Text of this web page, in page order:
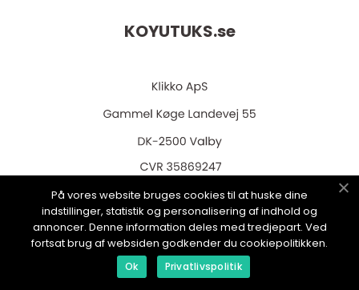
KOYUTUKS.se
web:www.klikko.dk
Menu
På vores website bruges cookies til at huske dine
indstillinger, statistik og personalisering af indhold og
annoncer. Denne information deles med tredjepart. Ved
fortsat brug af websiden godkender du cookiepolitikken.
Ok Privatlivspolitik